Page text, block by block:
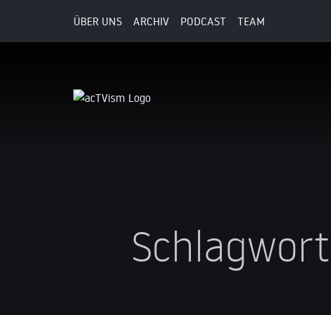
ÜBER UNS ARCHIV PODCAST TEAM